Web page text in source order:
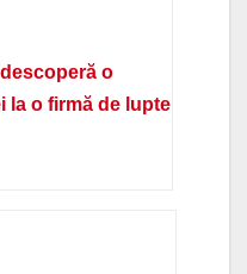
o
la o firmă de lupte